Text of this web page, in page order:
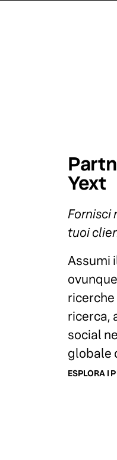
Yext
Fornisci
tuoi
Assumi
ricerca,
social
globale
ESPLORA I